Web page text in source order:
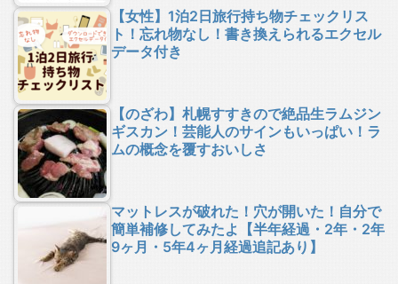
【女性】1泊2日旅行持ち物チェックリス
ト！忘れ物なし！書き換えられるエクセル
データ付き
【のざわ】札幌すすきので絶品生ラムジン
ギスカン！芸能人のサインもいっぱい！ラ
ムの概念を覆すおいしさ
マットレスが破れた！穴が開いた！自分で
簡単補修してみたよ【半年経過・2年・2年
9ヶ月・5年4ヶ月経過追記あり】